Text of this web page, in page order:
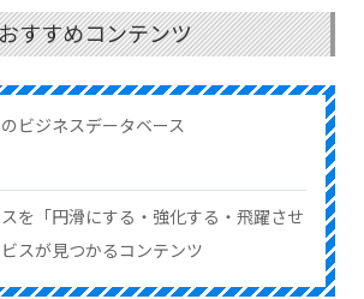
すすめコンテンツ
ビジネスデータベース
を「円滑にする・強化する・飛躍させ
スが見つかるコンテンツ